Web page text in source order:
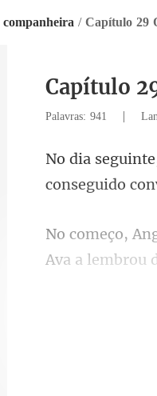
/
Capítulo
Palavras: 941 |
Ava a lembrou